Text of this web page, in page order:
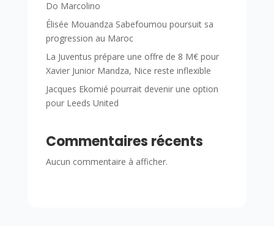
Do Marcolino
Élisée Mouandza Sabefoumou poursuit sa
progression au Maroc
La Juventus prépare une offre de 8 M€ pour
Xavier Junior Mandza, Nice reste inflexible
Jacques Ekomié pourrait devenir une option
pour Leeds United
Commentaires récents
Aucun commentaire à afficher.